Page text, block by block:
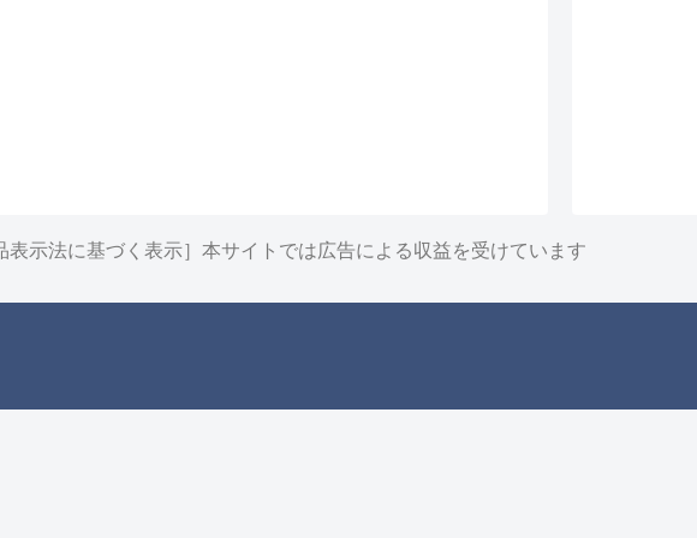
表示法に基づく表示］本サイトでは広告による収益を受けています